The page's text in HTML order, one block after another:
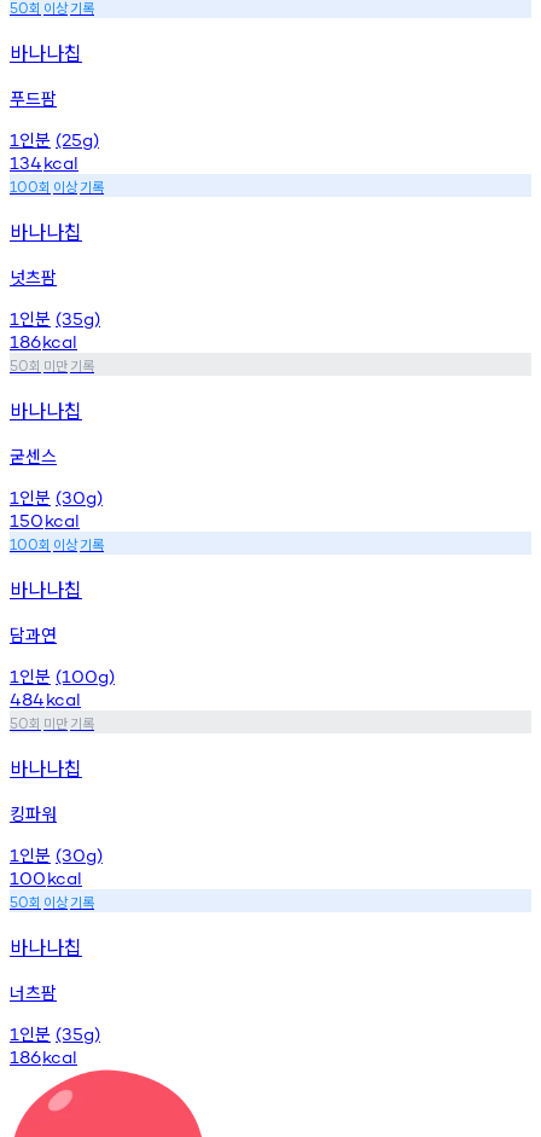
50회 이상기록
바나나칩
푸드팜
1 인분 (25g)
134kcal
100회 이상기록
바나나칩
넛츠팜
1 인분 (35g)
186kcal
50회 미만기록
바나나칩
굳센스
1 인분 (30g)
150kcal
100회 이상기록
바나나칩
담과연
1 인분 (100g)
484kcal
50회 미만기록
바나나칩
킹파워
1 인분 (30g)
100kcal
50회 이상기록
바나나칩
너츠팜
1 인분 (35g)
186kcal